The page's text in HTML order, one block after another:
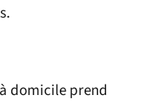
domicile prend